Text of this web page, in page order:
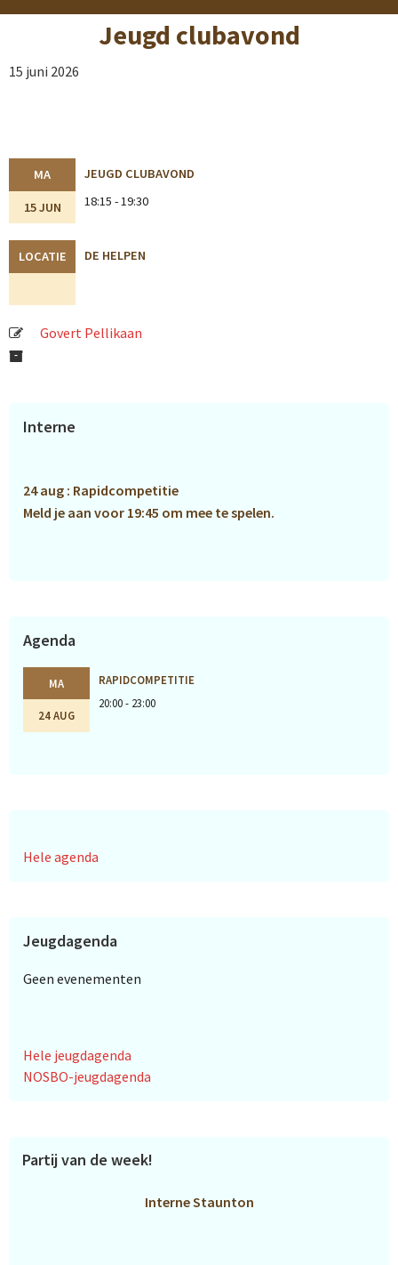
Jeugd clubavond
15 juni 2026
MA
15 JUN
JEUGD CLUBAVOND
18:15 - 19:30
LOCATIE DE HELPEN
Govert Pellikaan
Primaire
Interne
24 aug : Rapidcompetitie
Meld je aan voor 19:45 om mee te spelen.
Agenda
MA
24 AUG
RAPIDCOMPETITIE
20:00 - 23:00
Hele agenda
Jeugdagenda
Geen evenementen
Hele jeugdagenda
NOSBO-jeugdagenda
Partij van de week!
Interne Staunton